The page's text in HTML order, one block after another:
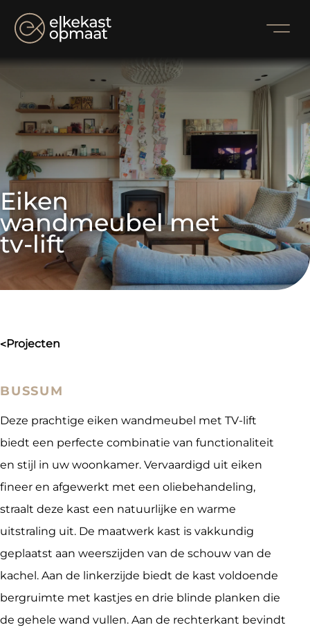
Eiken
wandmeubel met
tv-lift
> projecten
BUSSUM
Deze prachtige eiken wandmeubel met TV-lift
biedt een perfecte combinatie van functionaliteit
en stijl in uw woonkamer. Vervaardigd uit eiken
fineer en afgewerkt met een oliebehandeling,
straalt deze kast een natuurlijke en warme
uitstraling uit. De maatwerk kast is vakkundig
geplaatst aan weerszijden van de schouw van de
kachel. Aan de linkerzijde biedt de kast voldoende
bergruimte met kastjes en drie blinde planken die
de gehele wand vullen. Aan de rechterkant bevindt